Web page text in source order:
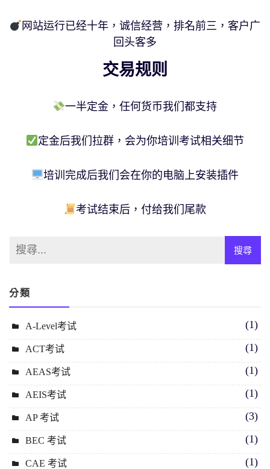
网站运行已经十年，诚信经营，排名前三，客户广
回头客多
交易规则
一半定金，任何货币我们都支持
定金后我们拉群，会为你培训考试相关细节
培训完成后我们会在你的电脑上安装插件
考试结束后，付给我们尾款
分類
A-Level考试 (1)
ACT考试 (1)
AEAS考试 (1)
AEIS考试 (1)
AP 考试 (3)
BEC 考试 (1)
CAE 考试 (1)